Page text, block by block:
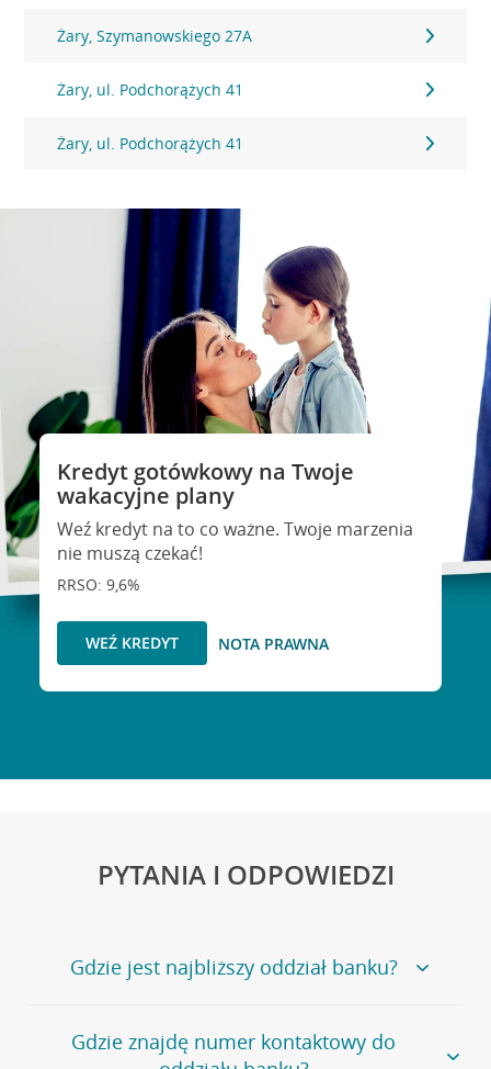
Żary, Szymanowskiego 27A
Żary, ul. Podchorążych 41
Żary, ul. Podchorążych 41
Kredyt gotówkowy na Twoje
wakacyjne plany
Weź kredyt na to co ważne. Twoje marzenia
nie muszą czekać!
RRSO: 9,6%
WEŹ KREDYT NOTA PRAWNA
PYTANIA I ODPOWIEDZI
Gdzie jest najbliższy oddział banku?
Jeśli szukasz oddziału naszego banku, zapraszamy na
stronęPlacówki i bankomaty, na której znajduje się
Gdzie znajdę numer kontaktowy do